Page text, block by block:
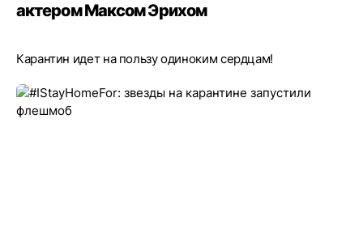
актером Максом Эрихом
Карантин идет на пользу одиноким сердцам!